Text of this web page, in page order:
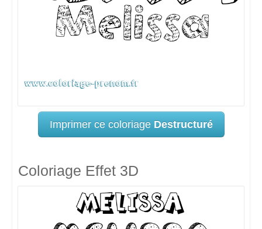
Imprimer ce coloriage Destructuré
Coloriage Effet 3D